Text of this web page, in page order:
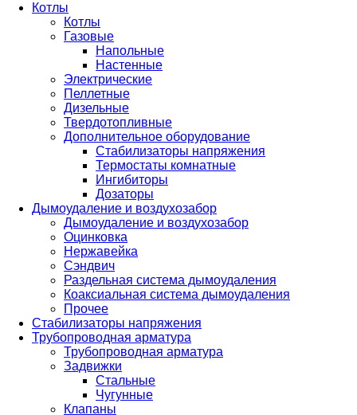
Котлы
Котлы
Газовые
Напольные
Настенные
Электрические
Пеллетные
Дизельные
Твердотопливные
Дополнительное оборудование
Стабилизаторы напряжения
Термостаты комнатные
Ингибиторы
Дозаторы
Дымоудаление и воздухозабор
Дымоудаление и воздухозабор
Оцинковка
Нержавейка
Сэндвич
Раздельная система дымоудаления
Коаксиальная система дымоудаления
Прочее
Стабилизаторы напряжения
Трубопроводная арматура
Трубопроводная арматура
Задвижки
Стальные
Чугунные
Клапаны